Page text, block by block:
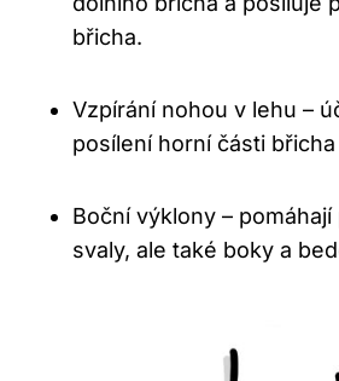
břicha.
Vzpírání nohou v lehu –
posílení horní části
Boční výklony –
svaly, ale také boky a